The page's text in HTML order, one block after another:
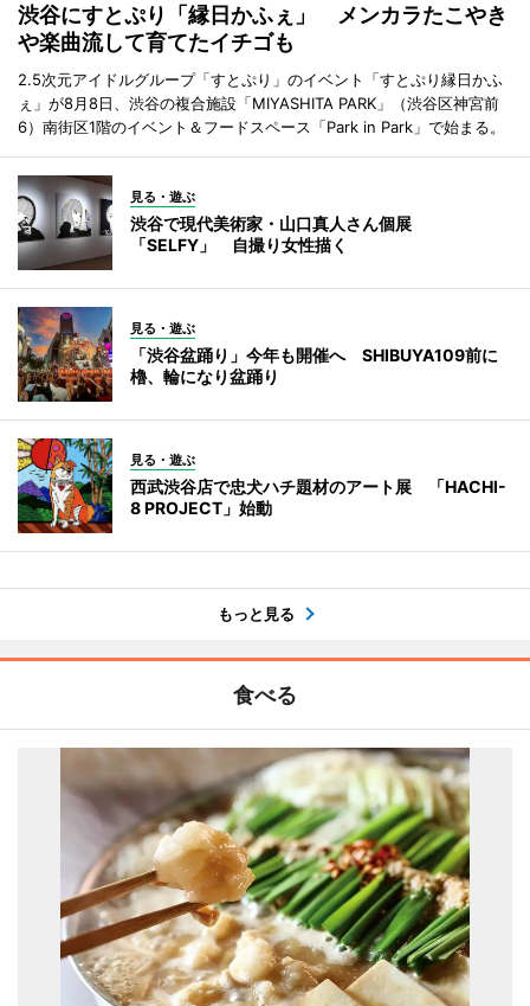
渋谷にすとぷり「縁日かふぇ」 メンカラたこやき
や楽曲流して育てたイチゴも
2.5次元アイドルグループ「すとぷり」のイベント「すとぷり縁日かふ
ぇ」が8月8日、渋谷の複合施設「MIYASHITA PARK」（渋谷区神宮前
6）南街区1階のイベント＆フードスペース「Park in Park」で始まる。
見る・遊ぶ
渋谷で現代美術家・山口真人さん個展
「SELFY」 自撮り女性描く
見る・遊ぶ
「渋谷盆踊り」今年も開催へ SHIBUYA109前に
櫓、輪になり盆踊り
見る・遊ぶ
西武渋谷店で忠犬ハチ題材のアート展 「HACHI-
8 PROJECT」始動
もっと見る
食べる